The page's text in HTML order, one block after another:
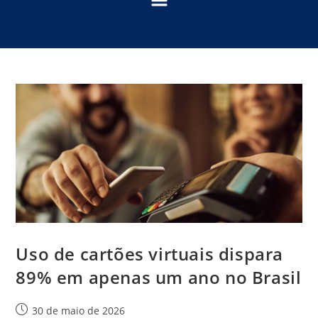
Uso de cartões virtuais dispara
89% em apenas um ano no Brasil
30 de maio de 2026